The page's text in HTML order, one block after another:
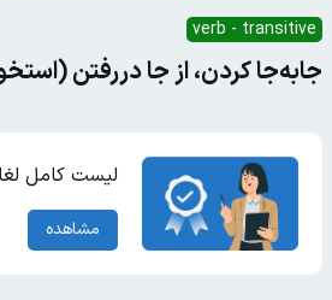
verb - transitive
جابه‌جا کردن، از جا دررفتن
لیست کامل
مشاهده